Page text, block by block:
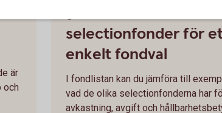
är
och
Jämför våra 5
selectionfonder för
enkelt fondval
I fondlistan kan du jämföra till
vad de olika selectionfonderna har
avkastning, avgift och